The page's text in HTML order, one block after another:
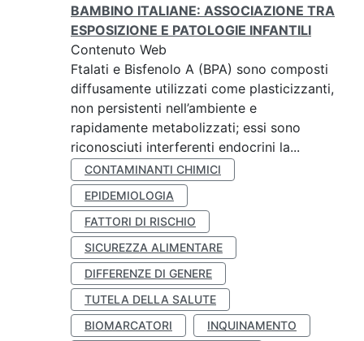
BAMBINO ITALIANE: ASSOCIAZIONE TRA
ESPOSIZIONE E PATOLOGIE INFANTILI
Contenuto Web
Ftalati e Bisfenolo A (BPA) sono composti
diffusamente utilizzati come plasticizzanti,
non persistenti nell’ambiente e
rapidamente metabolizzati; essi sono
riconosciuti interferenti endocrini la...
CONTAMINANTI CHIMICI
EPIDEMIOLOGIA
FATTORI DI RISCHIO
SICUREZZA ALIMENTARE
DIFFERENZE DI GENERE
TUTELA DELLA SALUTE
BIOMARCATORI
INQUINAMENTO